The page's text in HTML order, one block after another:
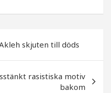
skjuten till döds
rasistiska motiv
bakom